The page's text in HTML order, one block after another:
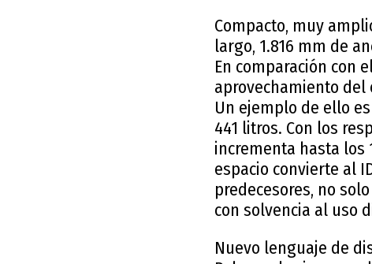
Compacto, muy
largo, 1.816 mm de
En comparación con
aprovechamiento del
Un ejemplo de ello
441 litros. Con los
incrementa hasta los
espacio convierte al
predecesores, no
con solvencia al uso
Nuevo lenguaje de